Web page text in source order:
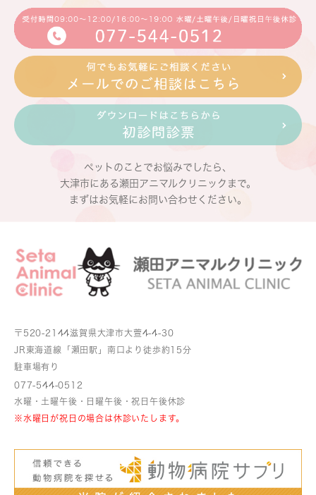
ペットのことでお悩みでしたら、
大津市にある瀬田アニマルクリニックまで。
まずはお気軽にお問い合わせください。
〒520-2144滋賀県大津市大萱4-4-30
JR東海道線「瀬田駅」南口より徒歩約15分
駐車場有り
077-544-0512
水曜・土曜午後・日曜午後・祝日午後休診
※水曜日が祝日の場合は休診いたします。